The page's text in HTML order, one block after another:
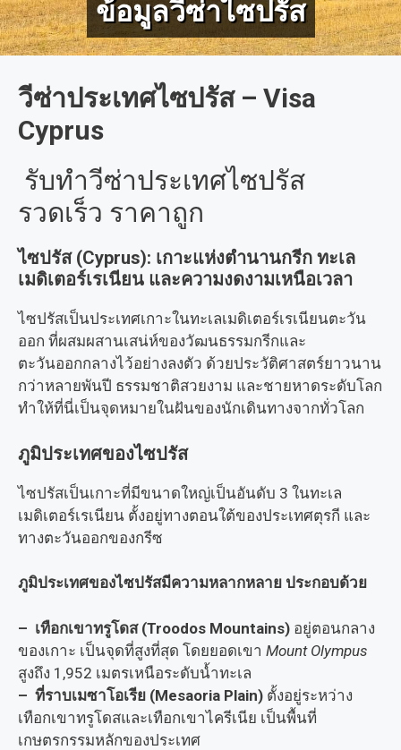
ข้อมูลวีซ่าไซปรัส
วีซ่าประเทศไซปรัส – Visa
Cyprus
รับทำวีซ่าประเทศไซปรัส
รวดเร็ว ราคาถูก
ไซปรัส (Cyprus): เกาะแห่งตำนานกรีก ทะเล
เมดิเตอร์เรเนียน และความงดงามเหนือเวลา
ไซปรัสเป็นประเทศเกาะในทะเลเมดิเตอร์เรเนียนตะวัน
ออก ที่ผสมผสานเสน่ห์ของวัฒนธรรมกรีกและ
ตะวันออกกลางไว้อย่างลงตัว ด้วยประวัติศาสตร์ยาวนาน
กว่าหลายพันปี ธรรมชาติสวยงาม และชายหาดระดับโลก
ทำให้ที่นี่เป็นจุดหมายในฝันของนักเดินทางจากทั่วโลก
ภูมิประเทศของไซปรัส
ไซปรัสเป็นเกาะที่มีขนาดใหญ่เป็นอันดับ 3 ในทะเล
เมดิเตอร์เรเนียน ตั้งอยู่ทางตอนใต้ของประเทศตุรกี และ
ทางตะวันออกของกรีซ
ภูมิประเทศของไซปรัสมีความหลากหลาย ประกอบด้วย
– เทือกเขาทรูโดส (Troodos Mountains) อยู่ตอนกลาง
ของเกาะ เป็นจุดที่สูงที่สุด โดยยอดเขา Mount Olympus
สูงถึง 1,952 เมตรเหนือระดับน้ำทะเล
– ที่ราบเมซาโอเรีย (Mesaoria Plain) ตั้งอยู่ระหว่าง
เทือกเขาทรูโดสและเทือกเขาไครีเนีย เป็นพื้นที่
เกษตรกรรมหลักของประเทศ